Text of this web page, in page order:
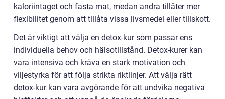
kaloriintaget och fasta mat, medan andra tillåter mer
flexibilitet genom att tillåta vissa livsmedel eller tillskott.
Det är viktigt att välja en detox-kur som passar ens
individuella behov och hälsotillstånd. Detox-kurer kan
vara intensiva och kräva en stark motivation och
viljestyrka för att följa strikta riktlinjer. Att välja rätt
detox-kur kan vara avgörande för att undvika negativa